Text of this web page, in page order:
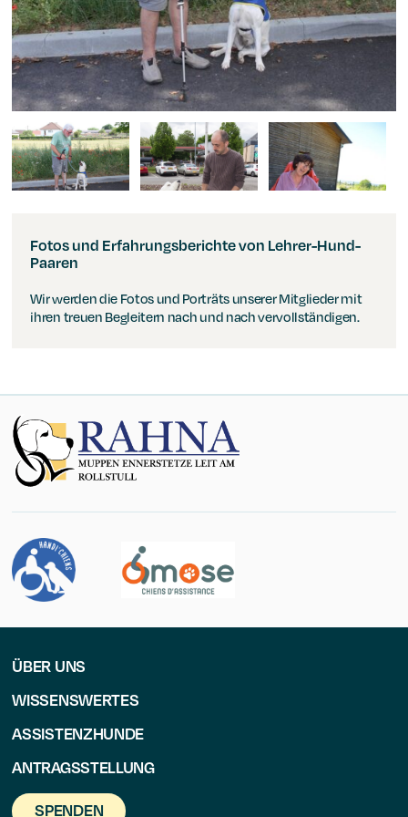
Changing the current slide of this carousel will change the
Fotos und Erfahrungsberichte von Lehrer-Hund-
Paaren
Wir werden die Fotos und Porträts unserer Mitglieder mit
ihren treuen Begleitern nach und nach vervollständigen.
ÜBER UNS
WISSENSWERTES
ASSISTENZHUNDE
ANTRAGSSTELLUNG
SPENDEN